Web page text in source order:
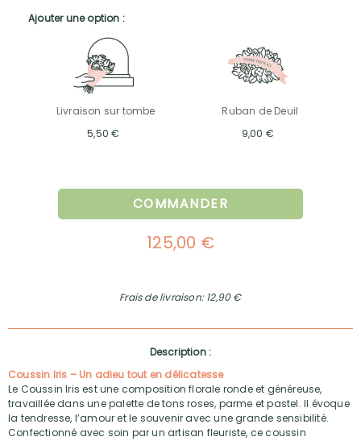
Ajouter une option :
Livraison sur tombe
5,50 €
Ruban de Deuil
9,00 €
COMMANDER
125,00 €
Frais de livraison: 12,90 €
Description :
Coussin Iris – Un adieu tout en délicatesse
Le Coussin Iris est une composition florale ronde et généreuse,
travaillée dans une palette de tons roses, parme et pastel. Il évoque
la tendresse, l’amour et le souvenir avec une grande sensibilité.
Confectionné avec soin par un artisan fleuriste, ce coussin